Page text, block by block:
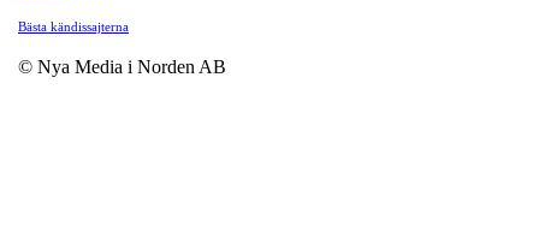
Bästa kändissajterna
© Nya Media i Norden AB